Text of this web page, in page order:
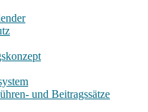
und Beitragssätze